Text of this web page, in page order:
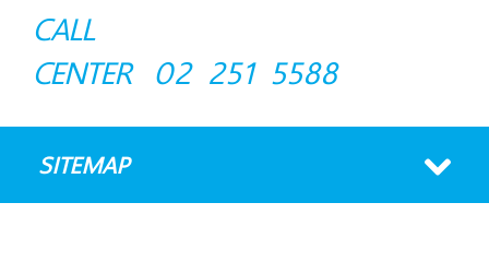
CALL
CENTER 02 251 5588
SITEMAP